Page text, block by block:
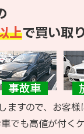
上で買い取
ますので、お客
でも高値が付く